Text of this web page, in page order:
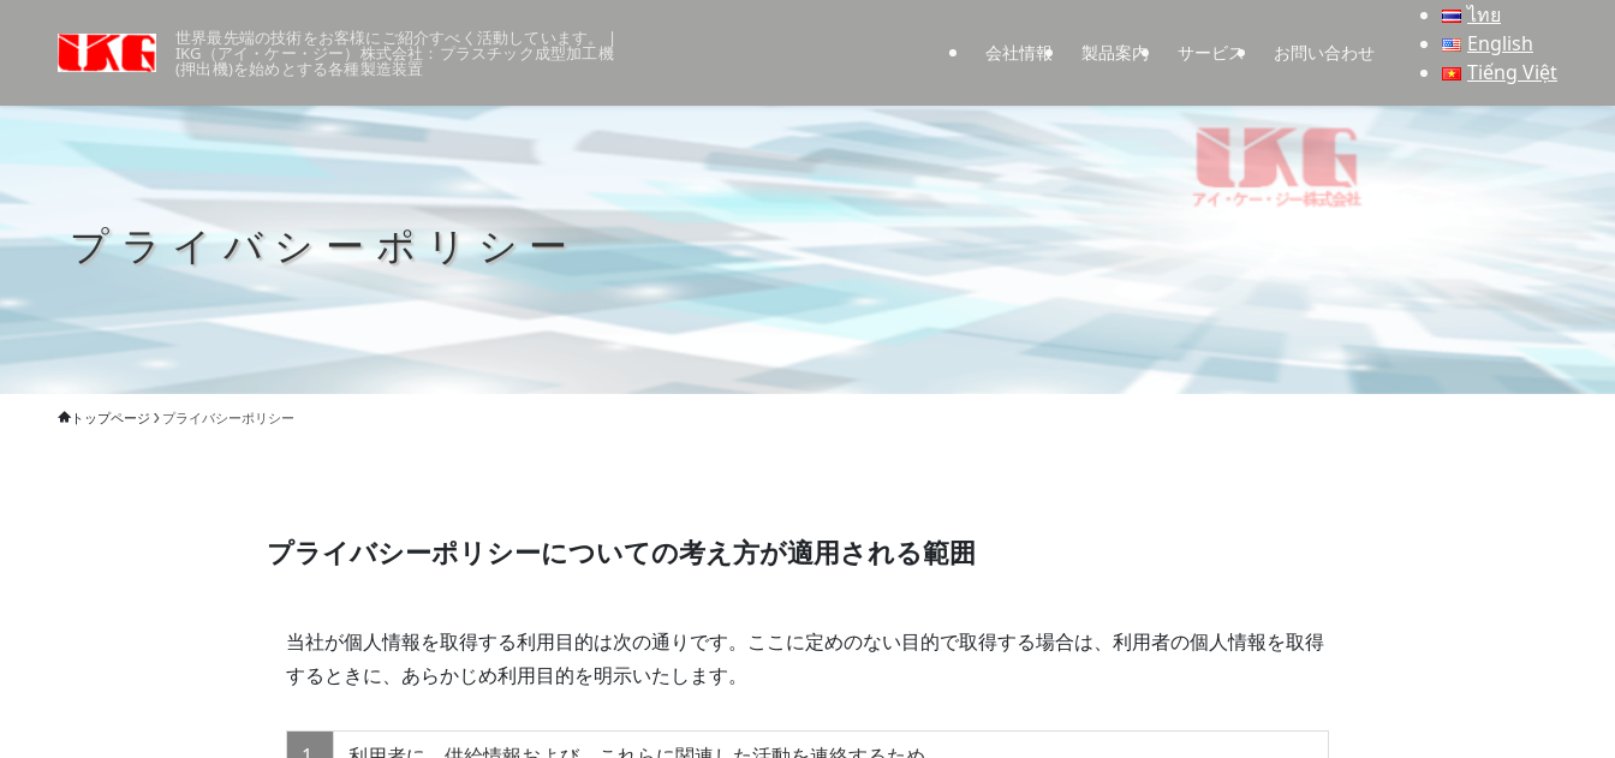
世界最先端の技術をお客様にご紹介すべく活動しています。 |
IKG（アイ・ケー・ジー）株式会社：プラスチック成型加工機
(押出機)を始めとする各種製造装置
会社情報 製品案内 サービス お問い合わせ
ไทย
English
Tiếng Việt
プライバシーポリシー
トップページ プライバシーポリシー
プライバシーポリシーについての考え方が適用される範囲
当社が個人情報を取得する利用目的は次の通りです。ここに定めのない目的で取得する場合は、利用者の個人情報を取得
するときに、あらかじめ利用目的を明示いたします。